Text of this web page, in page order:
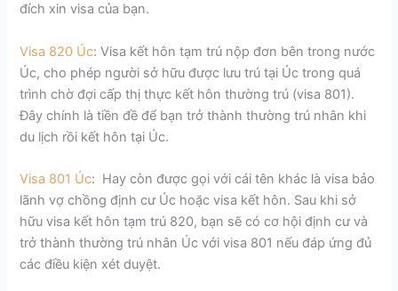
đích xin visa của bạn.
Visa 820 Úc: Visa kết hôn tạm trú nộp đơn bên trong nước
Úc, cho phép người sở hữu được lưu trú tại Úc trong quá
trình chờ đợi cấp thị thực kết hôn thường trú (visa 801).
Đây chính là tiền đề để bạn trở thành thường trú nhân khi
du lịch rồi kết hôn tại Úc.
Visa 801 Úc: Hay còn được gọi với cái tên khác là visa bảo
lãnh vợ chồng định cư Úc hoặc visa kết hôn. Sau khi sở
hữu visa kết hôn tạm trú 820, bạn sẽ có cơ hội định cư và
trở thành thường trú nhân Úc với visa 801 nếu đáp ứng đủ
các điều kiện xét duyệt.